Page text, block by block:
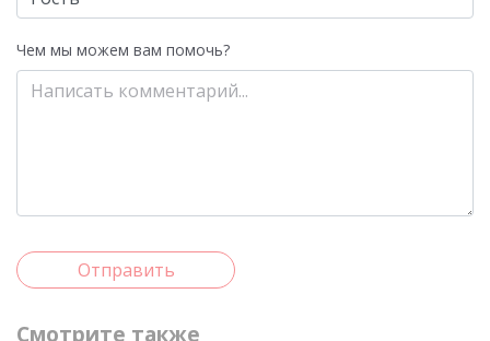
Чем мы можем вам помочь?
Отправить
Смотрите также